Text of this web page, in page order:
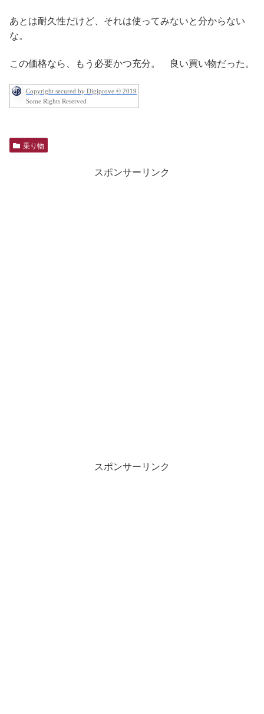
あとは耐久性だけど、それは使ってみないと分からない
な。
この価格なら、もう必要かつ充分。 良い買い物だった。
Copyright secured by Digiprove © 2019
Some Rights Reserved
乗り物
スポンサーリンク
スポンサーリンク